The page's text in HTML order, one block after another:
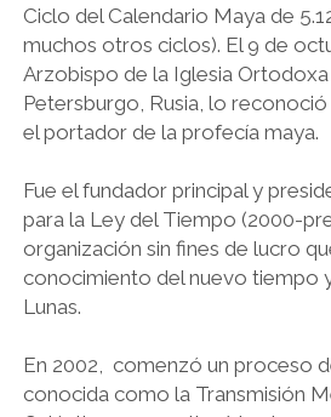
Ciclo del Calendario Maya de
muchos otros ciclos). El 9 de
Arzobispo de la Iglesia
Petersburgo, Rusia, lo
el portador de la profecía maya.
Fue el fundador principal y
para la Ley del Tiempo (2000-
organización sin fines de lucro
conocimiento del nuevo tiempo
Lunas.
En 2002, comenzó un proceso
conocida como la Transmisión